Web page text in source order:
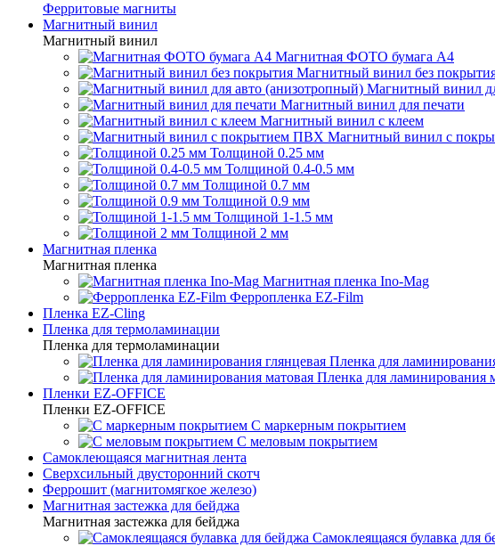
Ферритовые магниты
Магнитный винил
Магнитный винил
Магнитная ФОТО бумага А4
Магнитный винил без
Магнитный винил
Магнитный винил для печати
Магнитный винил с клеем
Магнитный винил с
Толщиной 0.25 мм
Толщиной 0.4-0.5 мм
Толщиной 0.7 мм
Толщиной 0.9 мм
Толщиной 1-1.5 мм
Толщиной 2 мм
Магнитная пленка
Магнитная пленка
Магнитная пленка Ino-Mag
Ферропленка EZ-Film
Пленка EZ-Cling
Пленка для термоламинации
Пленка для термоламинации
Пленка для
Пленка для ламинирования
Пленки EZ-OFFICE
Пленки EZ-OFFICE
С маркерным покрытием
С меловым покрытием
Самоклеющаяся магнитная лента
Сверхсильный двусторонний скотч
Феррошит (магнитомягкое железо)
Магнитная застежка для бейджа
Магнитная застежка для бейджа
Самоклеящаяся булавка для